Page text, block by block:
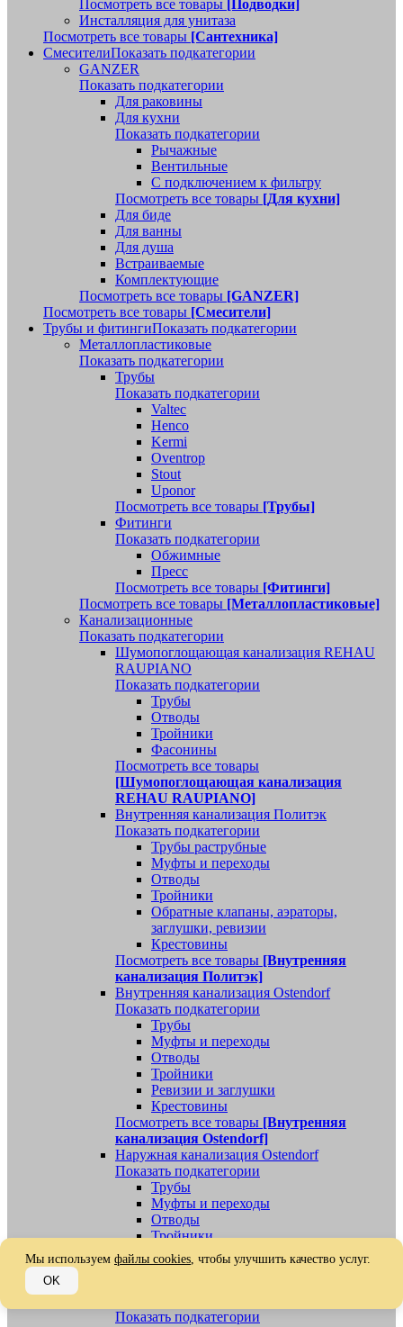
Посмотреть все товары [Подводки]
Инсталляция для унитаза
Посмотреть все товары [Сантехника]
СмесителиПоказать подкатегории
GANZER
Показать подкатегории
Для раковины
Для кухни
Показать подкатегории
Рычажные
Вентильные
С подключением к фильтру
Посмотреть все товары [Для кухни]
Для биде
Для ванны
Для душа
Встраиваемые
Комплектующие
Посмотреть все товары [GANZER]
Посмотреть все товары [Смесители]
Трубы и фитингиПоказать подкатегории
Металлопластиковые
Показать подкатегории
Трубы
Показать подкатегории
Valtec
Henco
Kermi
Oventrop
Stout
Uponor
Посмотреть все товары [Трубы]
Фитинги
Показать подкатегории
Обжимные
Пресс
Посмотреть все товары [Фитинги]
Посмотреть все товары [Металлопластиковые]
Канализационные
Показать подкатегории
Шумопоглощающая канализация REHAU
RAUPIANO
Показать подкатегории
Трубы
Отводы
Тройники
Фасонины
Посмотреть все товары
[Шумопоглощающая канализация
REHAU RAUPIANO]
Внутренняя канализация Политэк
Показать подкатегории
Трубы раструбные
Муфты и переходы
Отводы
Тройники
Обратные клапаны, аэраторы,
заглушки, ревизии
Крестовины
Посмотреть все товары [Внутренняя
канализация Политэк]
Внутренняя канализация Ostendorf
Показать подкатегории
Трубы
Муфты и переходы
Отводы
Тройники
Ревизии и заглушки
Крестовины
Посмотреть все товары [Внутренняя
канализация Ostendorf]
Наружная канализация Ostendorf
Показать подкатегории
Трубы
Муфты и переходы
Отводы
Тройники
Ревизии, заглушки, обратные клапаны
Посмотреть все товары[Наружная
Показать подкатегории
Мы используем файлы cookies, чтобы улучшить качество услуг.
OK